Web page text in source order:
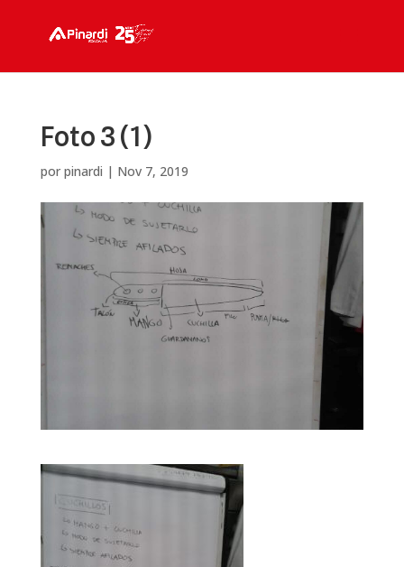
Foto 3 (1)
por pinardi | Nov 7, 2019